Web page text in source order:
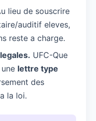
lieu de souscrire
auditif eleves,
reste a charge.
UFC-Que
lettre type
des
la loi.